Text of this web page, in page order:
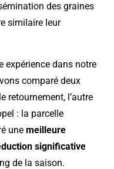
des graines
similaire leur
expérience dans notre
comparé deux
retournement, l’autre
: la parcelle
une meilleure
significative
de la saison.